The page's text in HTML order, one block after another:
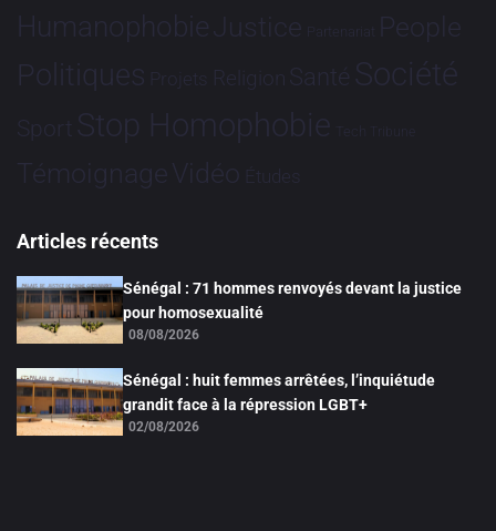
HumanophobieJustice Partenariat People
Politiques Projets Religion Santé Société
Sport Stop Homophobie Tech Tribune
TémoignageVidéo Études
Articles récents
Sénégal : 71 hommes renvoyés devant la justice
pour homosexualité
08/08/2026
Sénégal : huit femmes arrêtées, l’inquiétude
grandit face à la répression LGBT+
02/08/2026